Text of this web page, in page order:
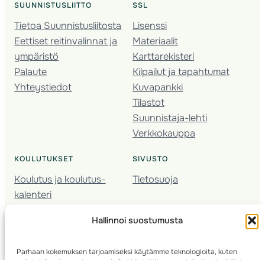
Hallinnoi suostumusta
Parhaan kokemuksen tarjoamiseksi käytämme teknologioita, kuten
SUUNNISTUSLIITTO
Tietoa Suunnistusliitosta
Eettiset reitinvalinnat ja
ympäristö
Palaute
Yhteystiedot
SSL
Lisenssi
Materiaalit
Karttarekisteri
Kilpailut ja tapahtumat
Kuvapankki
Tilastot
Suunnistaja-lehti
Verkkokauppa
KOULUTUKSET
Koulutus ja koulutus­
kalenteri
Seura­kehittäminen
Kartoitus
SIVUSTO
Tietosuoja